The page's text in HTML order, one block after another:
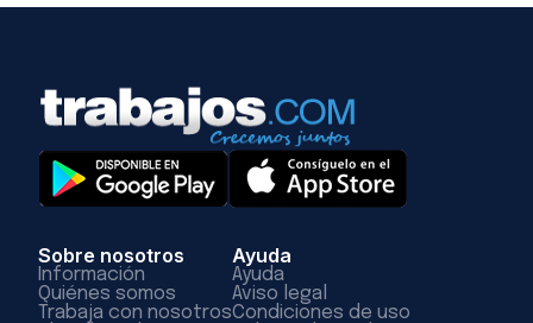
Sobre nosotros
Información
Quiénes somos
Trabaja con nosotros
Ayuda
Ayuda
Aviso legal
Condiciones de uso